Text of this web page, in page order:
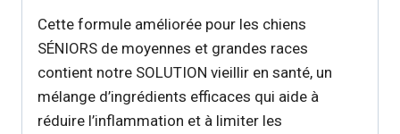
Cette formule améliorée pour les chiens
SÉNIORS de moyennes et grandes races
contient notre SOLUTION vieillir en santé, un
mélange d’ingrédients efficaces qui aide à
réduire l’inflammation et à limiter les